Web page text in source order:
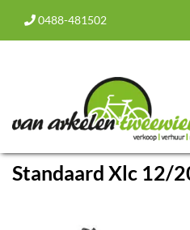
0488-481502
Standaard Xlc 12/